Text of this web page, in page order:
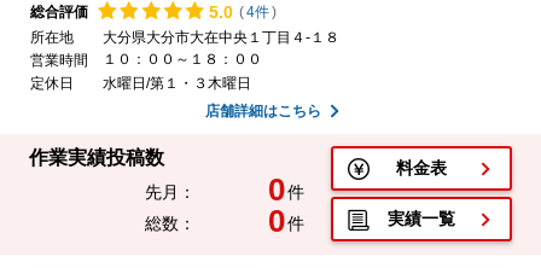
総合評価 5.0 (4件)
所在地
大分県大分市大在中央１丁目４-１８
営業時間
１０：００～１８：００
定休日
水曜日/第１・３木曜日
店舗詳細はこちら
作業実績投稿数
先月： 0件
総数：
0件
料金表
実績一覧